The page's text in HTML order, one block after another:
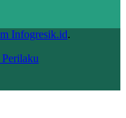
Infogresik.id.